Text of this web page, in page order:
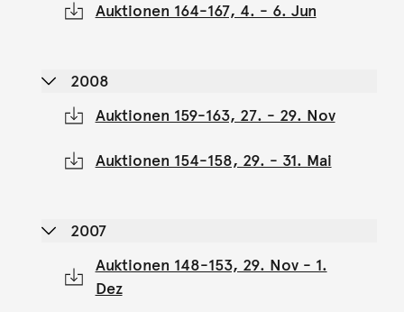
Auktionen 164-167, 4. - 6. Jun
2008
Auktionen 159-163, 27. - 29. Nov
Auktionen 154-158, 29. - 31. Mai
2007
Auktionen 148-153, 29. Nov - 1.
Dez